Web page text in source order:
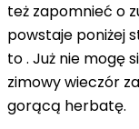
też zapomnieć o
powstaje poniżej
to . Już nie mogę
zimowy wieczór
gorącą herbatę.